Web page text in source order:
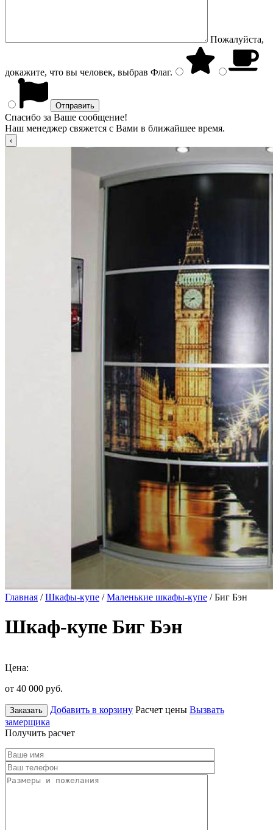
Пожалуйста,
докажите, что вы человек, выбрав Флаг.
Спасибо за Ваше сообщение!
Наш менеджер свяжется с Вами в ближайшее время.
Главная /Шкафы-купе /Маленькие шкафы-купе / Биг Бэн
Шкаф-купе Биг Бэн
Цена:
от 40 000 руб.
Заказать Добавить в корзину Расчет цены Вызвать
замерщика
Получить расчет